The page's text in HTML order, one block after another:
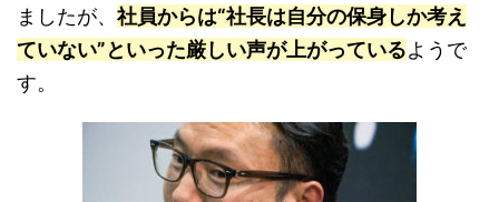
ましたが、 社員からは“社長は自分の保身しか考え
ていない”といった厳しい声が上がっているようで
す。